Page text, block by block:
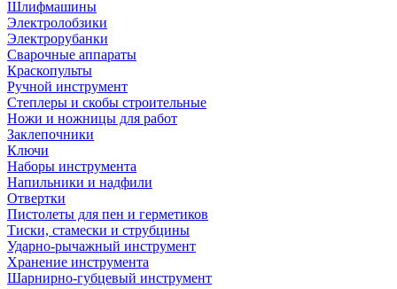
Шлифмашины
Электролобзики
Электрорубанки
Сварочные аппараты
Краскопульты
Ручной инструмент
Степлеры и скобы строительные
Ножи и ножницы для работ
Заклепочники
Ключи
Наборы инструмента
Напильники и надфили
Отвертки
Пистолеты для пен и герметиков
Тиски, стамески и струбцины
Ударно-рычажный инструмент
Хранение инструмента
Шарнирно-губцевый инструмент